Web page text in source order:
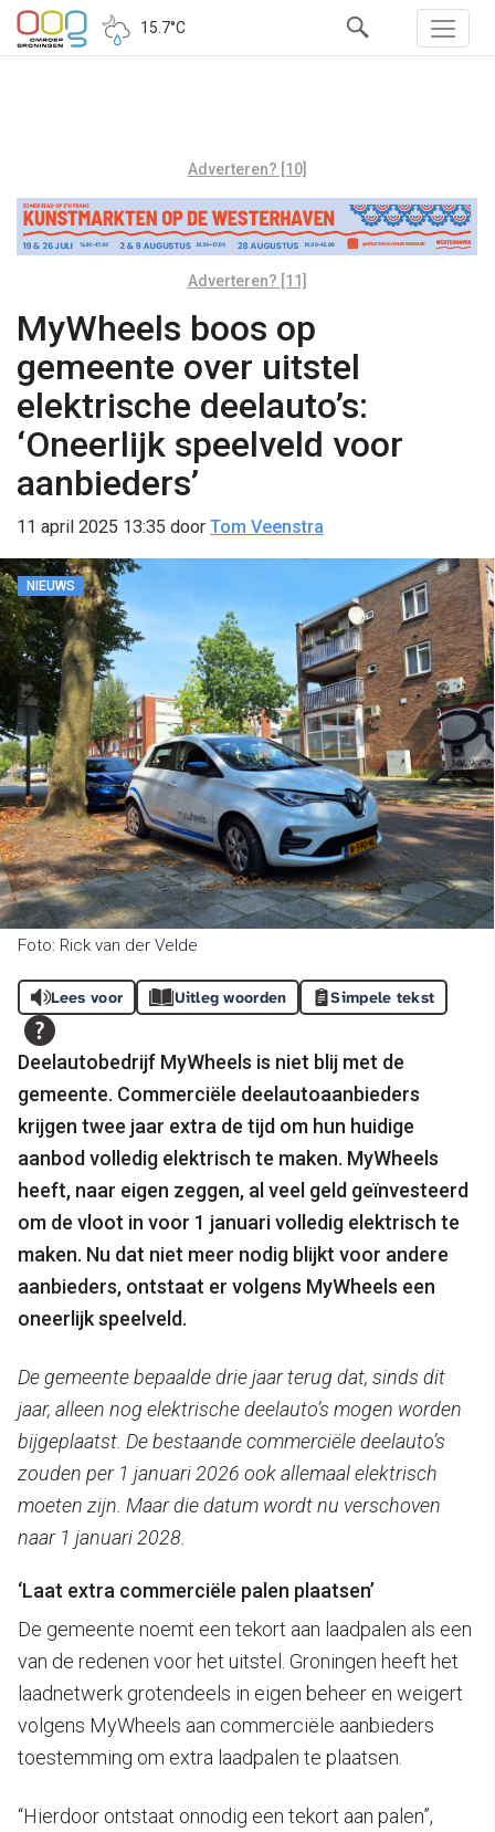
15.7°C
Adverteren? [10]
Adverteren? [11]
MyWheels boos op
gemeente over uitstel
elektrische deelauto’s:
‘Oneerlijk speelveld voor
aanbieders’
11 april 2025 13:35 door Tom Veenstra
NIEUWS
Foto: Rick van der Velde
Lees voor Uitleg woorden Simpele tekst
Deelautobedrijf MyWheels is niet blij met de
gemeente. Commerciële deelautoaanbieders
krijgen twee jaar extra de tijd om hun huidige
aanbod volledig elektrisch te maken. MyWheels
heeft, naar eigen zeggen, al veel geld geïnvesteerd
om de vloot in voor 1 januari volledig elektrisch te
maken. Nu dat niet meer nodig blijkt voor andere
aanbieders, ontstaat er volgens MyWheels een
oneerlijk speelveld.
De gemeente bepaalde drie jaar terug dat, sinds dit
jaar, alleen nog elektrische deelauto’s mogen worden
bijgeplaatst. De bestaande commerciële deelauto’s
zouden per 1 januari 2026 ook allemaal elektrisch
moeten zijn. Maar die datum wordt nu verschoven
naar 1 januari 2028.
‘Laat extra commerciële palen plaatsen’
De gemeente noemt een tekort aan laadpalen als een
van de redenen voor het uitstel. Groningen heeft het
laadnetwerk grotendeels in eigen beheer en weigert
volgens MyWheels aan commerciële aanbieders
toestemming om extra laadpalen te plaatsen.
“Hierdoor ontstaat onnodig een tekort aan palen”,